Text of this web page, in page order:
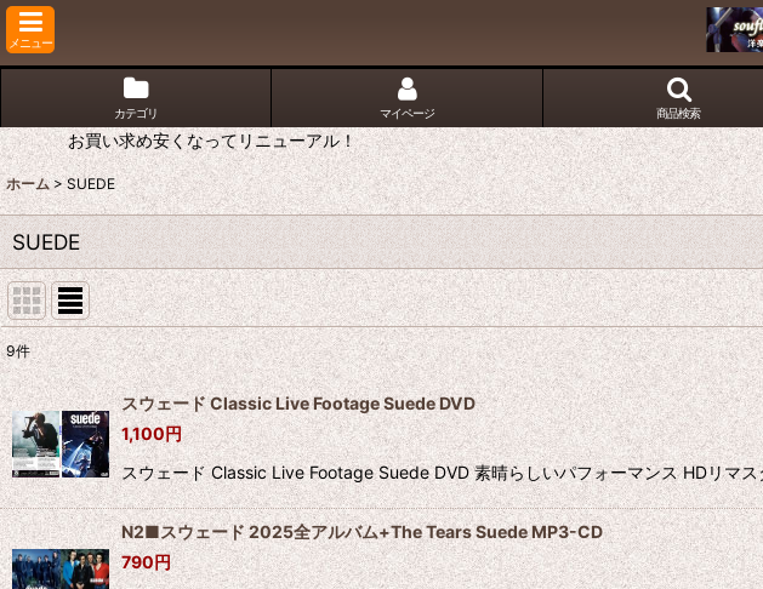
メニュー
カテゴリ マイページ 商品検索
お買い求め安くなってリニューアル！
ホーム > SUEDE
SUEDE
表示数:
並び順:
9件
スウェード Classic Live Footage Suede DVD
1,100円
スウェード Classic Live Footage Suede DVD 素晴らしいパフォーマンス HDリマ
N2■スウェード 2025全アルバム+The Tears Suede MP3-CD
790円